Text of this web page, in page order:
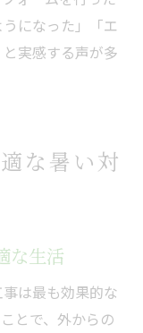
になった」「エ
実感する声が多
な暑い対
な生活
は最も効果的な
とで、外からの